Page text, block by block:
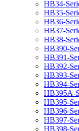
HB34-
HB35-
HB36-
HB37-
HB38-
HB390-
HB391-
HB392-
HB393-
HB394-
HB395A-
HB395-
HB396-
HB397-
HB398-